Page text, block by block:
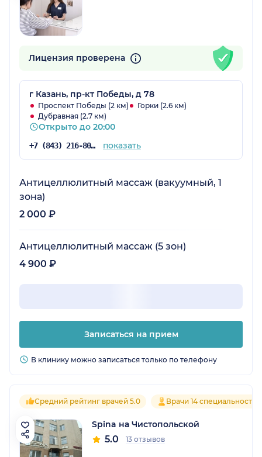
Лицензия проверена
г Казань, пр-кт Победы, д 78
Проспект Победы (2 км)
Горки (2.6 км)
Дубравная (2.7 км)
Открыто до 20:00
+7 (843) 216-80-26 показать
Антицеллюлитный массаж (вакуумный, 1
зона)
2 000 ₽
Антицеллюлитный массаж (5 зон)
4 900 ₽
Записаться на прием
В клинику можно записаться только по телефону
Средний рейтинг врачей 5.0 Врачи 14 специальностей
Spina на Чистопольской
5.0 13 отзывов